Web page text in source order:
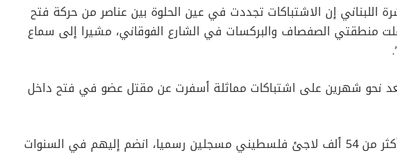
اللبناني إن الاشتباكات تجددت في عين الحلوة بين عناصر من حركة فتح
منطقتي الصفصاف والبركسات في الشارع الفوقاني، مشيرا إلى سماع
نحو شهرين على اشتباكات مماثلة أسفرت عن مقتل عضو في فتح داخل
ويؤوي مخيم عين الحلوة أكثر من 54 ألف لاجئ فلسطيني مسجلين رسميا، انضم إليهم في السنوات